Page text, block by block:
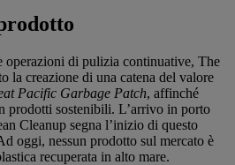
operazioni di pulizia continuative, The
la creazione di una catena del valore
Pacific Garbage Patch, affinché
prodotti sostenibili. L’arrivo in porto
Cleanup segna l’inizio di questo
oggi, nessun prodotto sul mercato è
recuperata in alto mare.